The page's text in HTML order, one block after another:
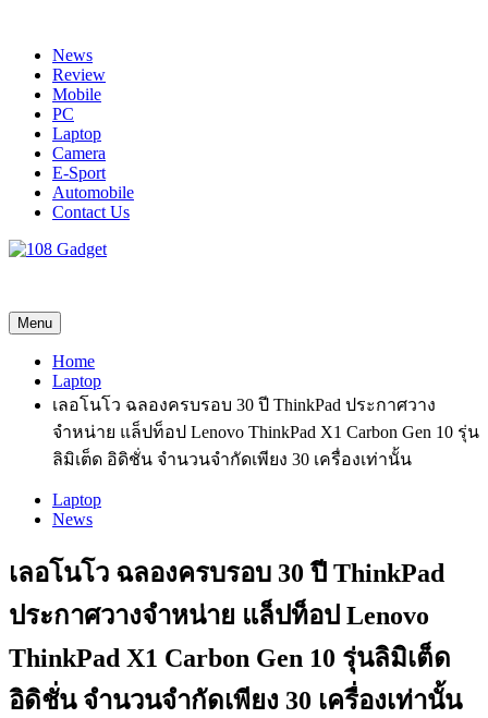
contentNews
Review
Mobile
PC
Laptop
Camera
E-Sport
Automobile
Contact Us
Menu
Home
Laptop
เลอโนโว ฉลองครบรอบ 30 ปี ThinkPad ประกาศวาง
จำหน่าย แล็ปท็อป Lenovo ThinkPad X1 Carbon Gen 10 รุ่น
ลิมิเต็ด อิดิชั่น จำนวนจำกัดเพียง 30 เครื่องเท่านั้น
Laptop
News
เลอโนโว ฉลองครบรอบ 30 ปี ThinkPad
ประกาศวางจำหน่าย แล็ปท็อป Lenovo
ThinkPad X1 Carbon Gen 10 รุ่นลิมิเต็ด
อิดิชั่น จำนวนจำกัดเพียง 30 เครื่องเท่านั้น